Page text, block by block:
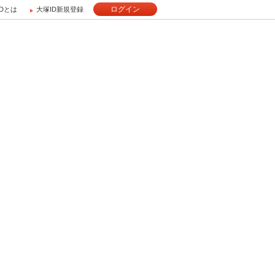
とは 大塚ID新規登録 ログイン